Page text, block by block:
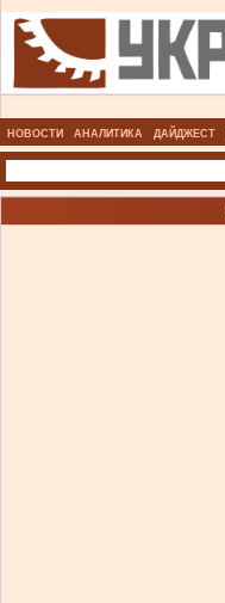
НОВОСТИ АНАЛИТИКА ДАЙДЖЕСТ